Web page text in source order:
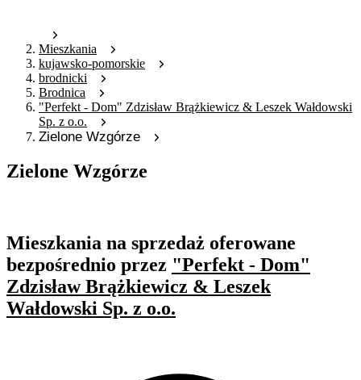
Mieszkania
kujawsko-pomorskie
brodnicki
Brodnica
"Perfekt - Dom" Zdzisław Brążkiewicz & Leszek Wałdowski
Sp. z o.o.
Zielone Wzgórze
Zielone Wzgórze
Mieszkania na sprzedaż oferowane
bezpośrednio przez "Perfekt - Dom"
Zdzisław Brążkiewicz & Leszek
Wałdowski Sp. z o.o.